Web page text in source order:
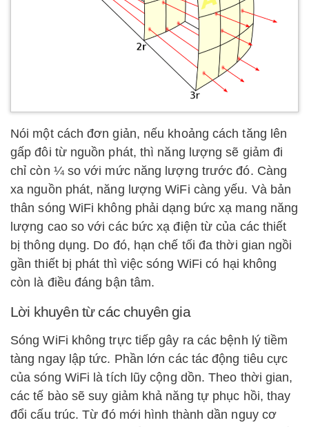
Nói một cách đơn giản, nếu khoảng cách tăng lên
gấp đôi từ nguồn phát, thì năng lượng sẽ giảm đi
chỉ còn ¼ so với mức năng lượng trước đó. Càng
xa nguồn phát, năng lượng WiFi càng yếu. Và bản
thân sóng WiFi không phải dạng bức xạ mang năng
lượng cao so với các bức xạ điện từ của các thiết
bị thông dụng. Do đó, hạn chế tối đa thời gian ngồi
gần thiết bị phát thì việc sóng WiFi có hại không
còn là điều đáng bận tâm.
Lời khuyên từ các chuyên gia
Sóng WiFi không trực tiếp gây ra các bệnh lý tiềm
tàng ngay lập tức. Phần lớn các tác động tiêu cực
của sóng WiFi là tích lũy cộng dồn. Theo thời gian,
các tế bào sẽ suy giảm khả năng tự phục hồi, thay
đổi cấu trúc. Từ đó mới hình thành dần nguy cơ